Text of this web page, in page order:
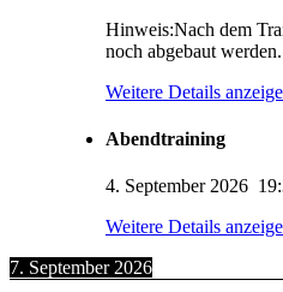
Hinweis:Nach dem
noch abgebaut werden.
Weitere Details
Abendtraining
4. September 2026
Weitere Details
7. September 2026